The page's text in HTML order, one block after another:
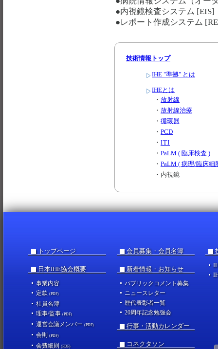
●内視鏡検査システム [EIS]
●レポート作成システム
技術情報トップ
IHE "準拠" とは
IHEとは
・ 放射線
・ 放射線治療
・ 循環器
・ PCD
・ ITI
・ PaLM ( 臨床検査 )
・ PaLM ( 病理/臨床細
・ 内視鏡
トップページ
日本IHE協会概要
事業内容
定款 (PDF)
社員名簿
理事/監事 (PDF)
運営会議メンバー (PDF)
会則 (PDF)
会費細則 (PDF)
会員募集・会員名簿
新着情報・お知らせ
パブリックコメント募集
ニュースレター
歴代表彰者一覧
20周年記念勉強会
行事・活動カレンダー
コネクタソン